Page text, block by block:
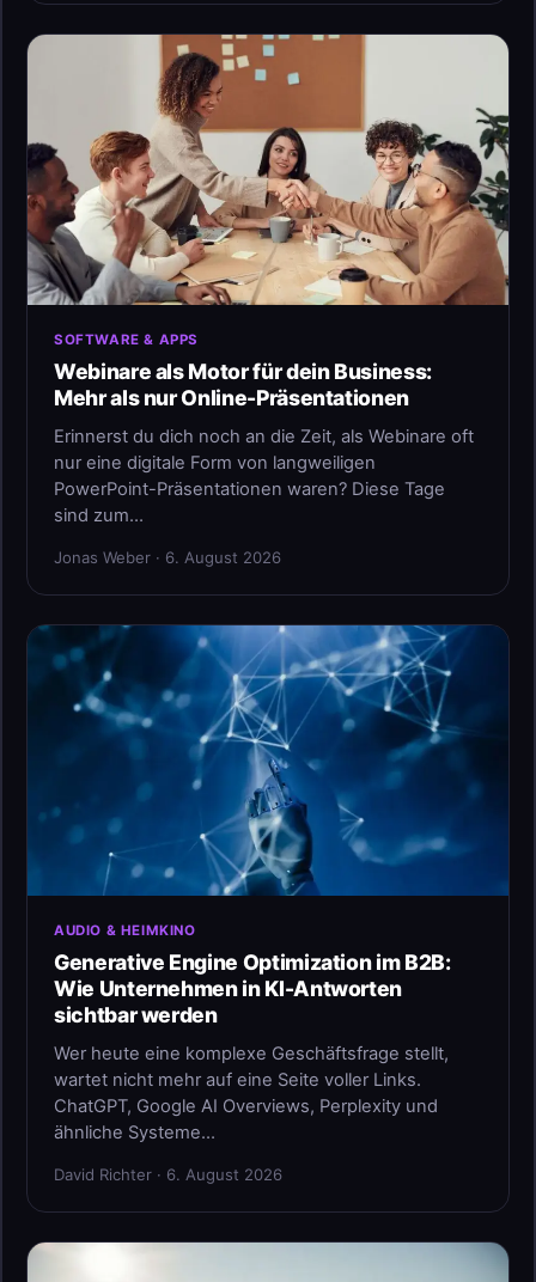
SOFTWARE & APPS
Webinare als Motor für dein Business:
Mehr als nur Online-Präsentationen
Erinnerst du dich noch an die Zeit, als Webinare oft
nur eine digitale Form von langweiligen
PowerPoint-Präsentationen waren? Diese Tage
sind zum…
Jonas Weber · 6. August 2026
AUDIO & HEIMKINO
Generative Engine Optimization im B2B:
Wie Unternehmen in KI-Antworten
sichtbar werden
Wer heute eine komplexe Geschäftsfrage stellt,
wartet nicht mehr auf eine Seite voller Links.
ChatGPT, Google AI Overviews, Perplexity und
ähnliche Systeme…
David Richter · 6. August 2026